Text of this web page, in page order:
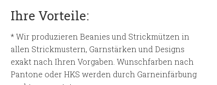
Ihre Vorteile:
* Wir produzierenBeanies und Strickmützen in
allen Strickmustern, Garnstärken und Designs
exakt nach Ihren Vorgaben. Wunschfarben nach
Pantone oder HKS werden durch Garneinfärbung